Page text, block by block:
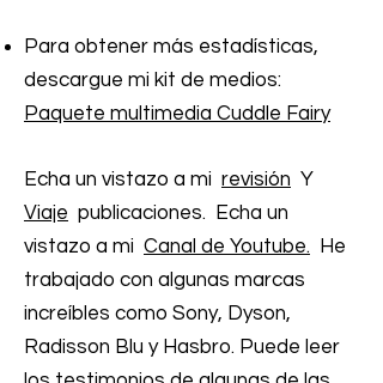
Para obtener más estadísticas,
descargue mi kit de medios:
Paquete multimedia Cuddle Fairy
Echa un vistazo a mi revisión Y
Viaje publicaciones.
Echa un
vistazo a mi Canal de Youtube.
He
trabajado con algunas marcas
increíbles como Sony, Dyson,
Radisson Blu y Hasbro. Puede leer